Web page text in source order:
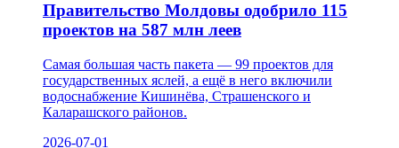
Правительство Молдовы одобрило 115
проектов на 587 млн леев
Самая большая часть пакета — 99 проектов для
государственных яслей, а ещё в него включили
водоснабжение Кишинёва, Страшенского и
Каларашского районов.
2026-07-01